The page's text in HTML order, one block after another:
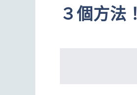
３個方法！